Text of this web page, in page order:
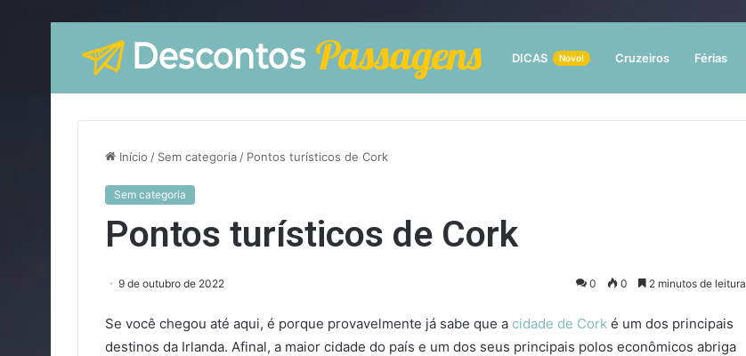
DICAS Novo! Cruzeiros Férias
Início / Sem categoria / Pontos turísticos de Cork
Sem categoria
Pontos turísticos de Cork
9 de outubro de 2022 0 0 2 minutos de leitura
Se você chegou até aqui, é porque provavelmente já sabe que a cidade de Cork é um dos principais
destinos da Irlanda. Afinal, a maior cidade do país e um dos seus principais polos econômicos abriga